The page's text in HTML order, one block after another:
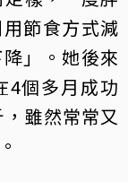
節食方式減
」。她後來
4個多月成功
雖然常常又